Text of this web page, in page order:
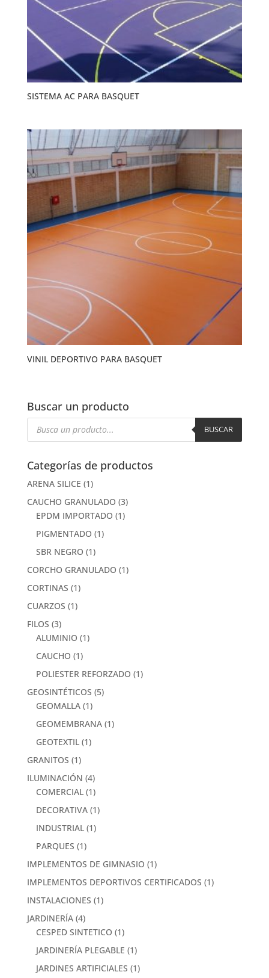
SISTEMA AC PARA BASQUET
VINIL DEPORTIVO PARA BASQUET
Buscar un producto
Búsqueda
BUSCAR
Categorías de productos
ARENA SILICE (1)
CAUCHO GRANULADO (3)
EPDM IMPORTADO (1)
PIGMENTADO (1)
SBR NEGRO (1)
CORCHO GRANULADO (1)
CORTINAS (1)
CUARZOS (1)
FILOS (3)
ALUMINIO (1)
CAUCHO (1)
POLIESTER REFORZADO (1)
GEOSINTÉTICOS (5)
GEOMALLA (1)
GEOMEMBRANA (1)
GEOTEXTIL (1)
GRANITOS (1)
ILUMINACIÓN (4)
COMERCIAL (1)
DECORATIVA (1)
INDUSTRIAL (1)
PARQUES (1)
IMPLEMENTOS DE GIMNASIO (1)
IMPLEMENTOS DEPORTIVOS CERTIFICADOS (1)
INSTALACIONES (1)
JARDINERÍA (4)
CESPED SINTETICO (1)
JARDINERÍA PLEGABLE (1)
JARDINES ARTIFICIALES (1)